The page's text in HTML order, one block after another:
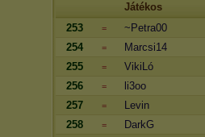
Játékos
253
=
~Petra00
254
=
Marcsi14
255
=
VikiLó
256
=
li3oo
257
=
Levin
258
=
DarkG